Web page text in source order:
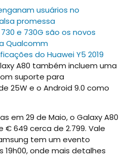
usuários no
promessa
e 730G são os novos
Qualcomm
do Huawei Y5 2019
A80 também incluem uma
suporte para
25W e o Android 9.0 como
em 29 de Maio, o Galaxy A80
€ 649 cerca de 2.799. Vale
tem um evento
onde mais detalhes